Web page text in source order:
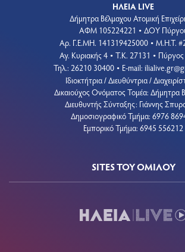
ΗΛΕΙΑ LIVE
Δήμητρα Βέλμαχου Ατομική
ΑΦΜ 105224221 • ΔΟΥ
Aρ. Γ.Ε.ΜΗ. 141319425000 • Μ.Η.Τ.
Αγ. Κυριακής 4 • Τ.Κ. 27131 • Πύργος
Τηλ.: 26210 30400 • E-mail:
Ιδιοκτήτρια / Διευθύντρια /
Δικαιούχος Ονόματος Τομέα: Δήμητρα
Διευθυντής Σύνταξης: Γιάννης
Δημοσιογραφικό Τμήμα: 6976
Εμπορικό Τμήμα: 6945 556212
SITES ΤΟΥ ΟΜΙΛΟΥ